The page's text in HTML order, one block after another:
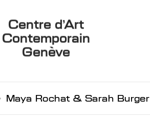
Centre d’Art
Contemporain
Genève
Maya Rochat & Sarah Burger